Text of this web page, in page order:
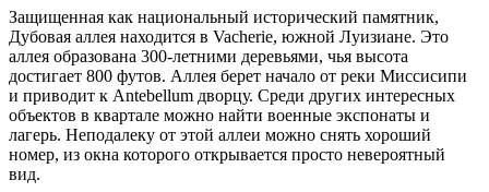
Защищенная как национальный исторический памятник,
Дубовая аллея находится в Vacherie, южной Луизиане. Это
аллея образована 300-летними деревьями, чья высота
достигает 800 футов. Аллея берет начало от реки Миссисипи
и приводит к Antebellum дворцу. Среди других интересных
объектов в квартале можно найти военные экспонаты и
лагерь. Неподалеку от этой аллеи можно снять хороший
номер, из окна которого открывается просто невероятный
вид.